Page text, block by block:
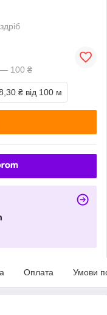
— 100 ₴
₴ від 100 м
Оплата Умови